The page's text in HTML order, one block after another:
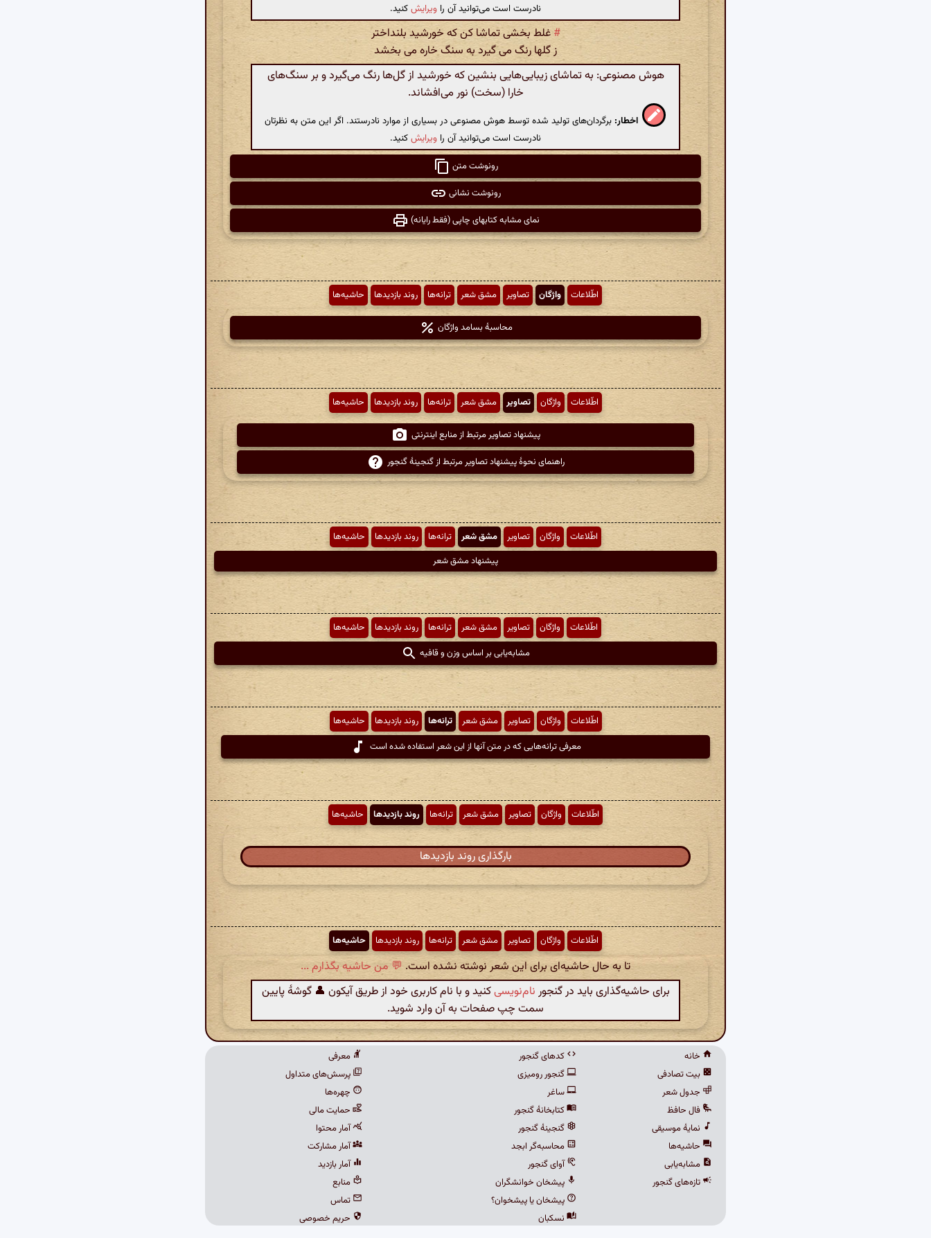
نادرست است می‌توانید آن را ویرایشکنید.
# غلط بخشی تماشا کن که خورشید بلنداختر
ز گلها رنگ می گیرد به سنگ خاره می بخشد
هوش مصنوعی: به تماشای زیبایی‌هایی بنشین که خورشید از گل‌ها رنگ می‌گیرد و بر سنگ‌های
خارا (سخت) نور می‌افشاند.
اخطار: برگردان‌های تولید شده توسط هوش مصنوعی در بسیاری از موارد نادرستند. اگر این متن به نظرتان
نادرست است می‌توانید آن را ویرایشکنید.
رونوشت متن
رونوشت نشانی
نمای مشابه کتابهای چاپی (فقط رایانه)
اطّلاعات واژگان تصاویر مشق شعر ترانه‌ها روند بازدیدها حاشیه‌ها
محاسبهٔ بسامد واژگان
اطّلاعات واژگان تصاویر مشق شعر ترانه‌ها روند بازدیدها حاشیه‌ها
پیشنهاد تصاویر مرتبط از منابع اینترنتی
راهنمای نحوهٔ پیشنهاد تصاویر مرتبط از گنجینهٔ گنجور
اطّلاعات واژگان تصاویر مشق شعر ترانه‌ها روند بازدیدها
حاشیه‌ها
پیشنهاد مشق شعر
اطّلاعات واژگان تصاویر مشق شعر ترانه‌ها روند بازدیدها
حاشیه‌ها
مشابه‌یابی بر اساس وزن و قافیه
اطّلاعات واژگان تصاویر مشق شعر ترانه‌ها روند بازدیدها
حاشیه‌ها
معرفی ترانه‌هایی که در متن آنها از این شعر استفاده شده است
اطّلاعات واژگان تصاویر مشق شعر ترانه‌ها روند بازدیدها حاشیه‌ها
بارگذاری روند بازدیدها
اطّلاعات واژگان تصاویر مشق شعر ترانه‌ها روند بازدیدها حاشیه‌ها
تا به حال حاشیه‌ای برای این شعر نوشته نشده است. 💬 من حاشیه بگذارم ...
برای حاشیه‌گذاری باید در گنجور نام‌نویسیکنید و با نام کاربری خود از طریق آیکون 👤 گوشهٔ پایین
سمت چپ صفحات به آن وارد شوید.
خانه
بیت تصادفی
جدول شعر
فال حافظ
نمایهٔ موسیقی
حاشیه‌ها
مشابه‌یابی
تازه‌های گنجور
کدهای گنجور
گنجور رومیزی
ساغر
کتابخانهٔ گنجور
گنجینهٔ گنجور
محاسبه‌گر ابجد
آوای گنجور
پیشخان خوانشگران
پیشخان یا پیشخوان؟
نسکبان
معرفی
پرسش‌های متداول
چهره‌ها
حمایت مالی
آمار محتوا
آمار مشارکت
آمار بازدید
منابع
تماس
حریم خصوصی